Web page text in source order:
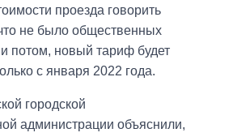
проезда говорить
не было общественных
потом, новый тариф будет
с января 2022 года.
городской
администрации объяснили,